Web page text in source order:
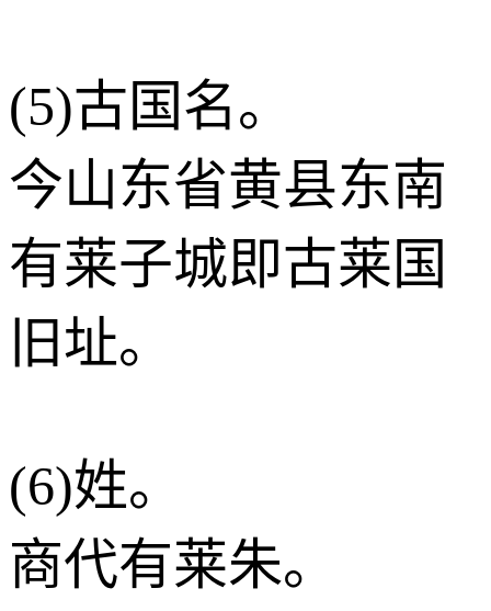
(5)古国名。
今山东省黄县东南
有莱子城即古莱国
旧址。
(6)姓。
商代有莱朱。